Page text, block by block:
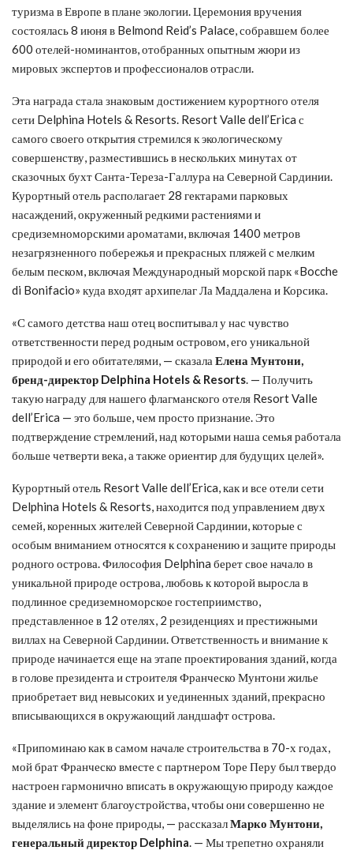
туризма в Европе в плане экологии. Церемония вручения
состоялась 8 июня в Belmond Reid’s Palace, собравшем более
600 отелей-номинантов, отобранных опытным жюри из
мировых экспертов и профессионалов отрасли.
Эта награда стала знаковым достижением курортного отеля
сети Delphina Hotels & Resorts. Resort Valle dell’Erica с
самого своего открытия стремился к экологическому
совершенству, разместившись в нескольких минутах от
сказочных бухт Санта-Тереза-Галлура на Северной Сардинии.
Курортный отель располагает 28 гектарами парковых
насаждений, окруженный редкими растениями и
средиземноморскими ароматами, включая 1400 метров
незагрязненного побережья и прекрасных пляжей с мелким
белым песком, включая Международный морской парк «Bocche
di Bonifacio» куда входят архипелаг Ла Маддалена и Корсика.
«С самого детства наш отец воспитывал у нас чувство
ответственности перед родным островом, его уникальной
природой и его обитателями, — сказала Елена Мунтони,
бренд-директор Delphina Hotels & Resorts. — Получить
такую награду для нашего флагманского отеля Resort Valle
dell’Erica — это больше, чем просто признание. Это
подтверждение стремлений, над которыми наша семья работала
больше четверти века, а также ориентир для будущих целей».
Курортный отель Resort Valle dell’Erica, как и все отели сети
Delphina Hotels & Resorts, находится под управлением двух
семей, коренных жителей Северной Сардинии, которые с
особым вниманием относятся к сохранению и защите природы
родного острова. Философия Delphina берет свое начало в
уникальной природе острова, любовь к которой выросла в
подлинное средиземноморское гостеприимство,
представленное в 12 отелях, 2 резиденциях и престижными
виллах на Северной Сардинии. Ответственность и внимание к
природе начинается еще на этапе проектирования зданий, когда
в голове президента и строителя Франческо Мунтони жилье
приобретает вид невысоких и уединенных зданий, прекрасно
вписывающихся в окружающий ландшафт острова.
«Припоминаю как в самом начале строительства в 70-х годах,
мой брат Франческо вместе с партнером Торе Перу был твердо
настроен гармонично вписать в окружающую природу каждое
здание и элемент благоустройства, чтобы они совершенно не
выделялись на фоне природы, — рассказалМарко Мунтони,
генеральный директор Delphina. — Мы трепетно охраняли